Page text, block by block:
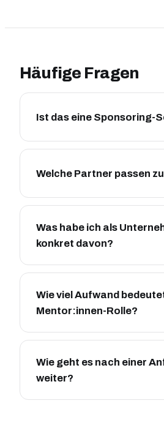
Häufige Fragen
Ist das eine Sponsoring-
Welche Partner passen
Was habe ich als
konkret davon?
Wie viel Aufwand
Mentor:innen-Rolle?
Wie geht es nach einer
weiter?